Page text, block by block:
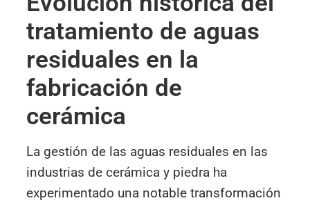
tratamiento de aguas
residuales en la
fabricación de
cerámica
La gestión de las aguas residuales en las
industrias de cerámica y piedra ha
experimentado una notable transformación